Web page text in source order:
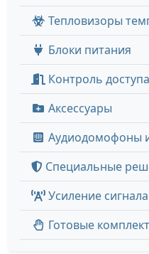
Тепловизоры
Блоки питания
Контроль доступа
Аксессуары
Аудиодомофоны
Специальные
Усиление
Готовые